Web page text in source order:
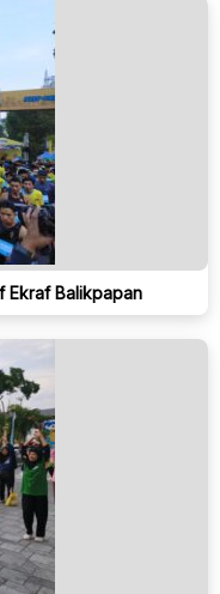
Ekraf Balikpapan